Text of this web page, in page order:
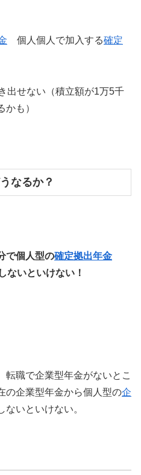
個人個人で加入する確定
出せない（積立額が1万5千
かも）
なるか？
で個人型の確定拠出年金
ないといけない！
転職で企業型年金がないとこ
の企業型年金から個人型の企
ないといけない。